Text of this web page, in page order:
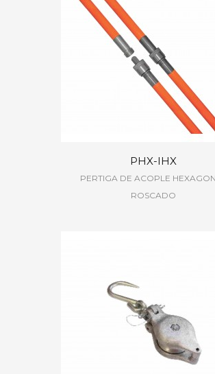
PHX-IHX
PERTIGA DE ACOPLE
ROSCADO